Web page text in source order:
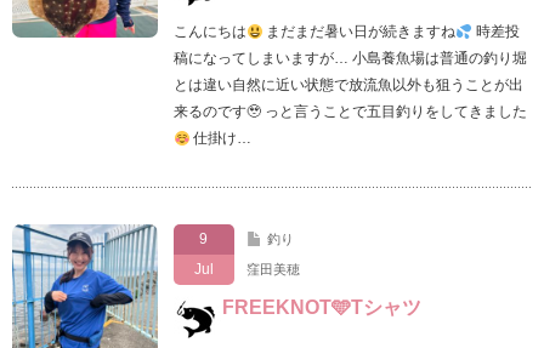
こんにちは まだまだ暑い日が続きますね
時差投
稿になってしまいますが… 小島養魚場は普通の釣り堀
とは違い自然に近い状態で放流魚以外も狙うことが出
来るのです🥹 っと言うことで五目釣りをしてきました
仕掛け…
9
Jul
釣り
窪田美穂
FREEKNOT🩵Tシャツ